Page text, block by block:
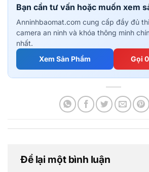
Bạn cần tư vấn hoặc muốn xem
Anninhbaomat.com cung cấp đầy đủ
camera an ninh và khóa thông minh
nhất.
Xem Sản Phẩm
Gọi
Để lại một bình luận